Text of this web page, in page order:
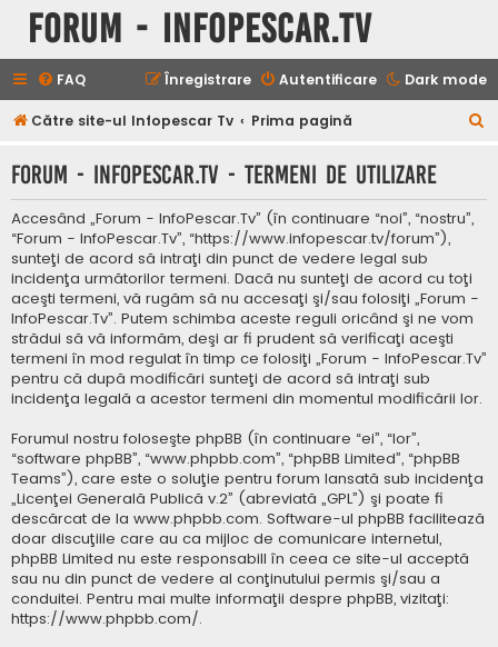
Forum - InfoPescar.Tv
Dark mode
FAQ Autentificare
Înregistrare
Către site-ul Infopescar Tv Prima pagină
t
Forum - InfoPescar.Tv - Termeni de utilizare
Accesând „Forum - InfoPescar.Tv” (în continuare “noi”, “nostru”,
“Forum - InfoPescar.Tv”, “https://www.infopescar.tv/forum”),
sunteţi de acord să intraţi din punct de vedere legal sub
incidenţa următorilor termeni. Dacă nu sunteţi de acord cu toţi
aceşti termeni, vă rugăm să nu accesaţi şi/sau folosiţi „Forum -
InfoPescar.Tv”. Putem schimba aceste reguli oricând şi ne vom
strădui să vă informăm, deşi ar fi prudent să verificaţi aceşti
termeni în mod regulat în timp ce folosiţi „Forum - InfoPescar.Tv”
pentru că după modificări sunteţi de acord să intraţi sub
incidenţa legală a acestor termeni din momentul modificării lor.
Forumul nostru foloseşte phpBB (în continuare “ei”, “lor”,
“software phpBB”, “www.phpbb.com”, “phpBB Limited”, “phpBB
Teams”), care este o soluţie pentru forum lansată sub incidenţa
„Licenţei Generală Publică v.2” (abreviată „GPL”) şi poate fi
descărcat de la www.phpbb.com. Software-ul phpBB facilitează
doar discuţiile care au ca mijloc de comunicare internetul,
phpBB Limited nu este responsabill în ceea ce site-ul acceptă
sau nu din punct de vedere al conţinutului permis şi/sau a
conduitei. Pentru mai multe informaţii despre phpBB, vizitaţi:
https://www.phpbb.com/.